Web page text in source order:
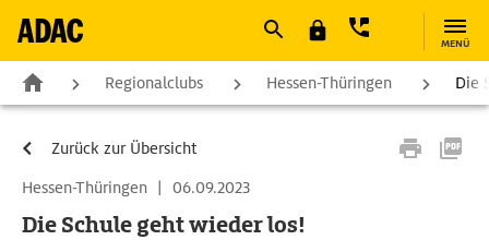
MENÜ
Regionalclubs Hessen-Thüringen Die
Zurück zur Übersicht
Hessen-Thüringen | 06.09.2023
Die Schule geht wieder los!